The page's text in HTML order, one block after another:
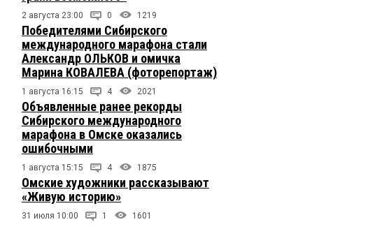
2 августа 23:00 0 1219
Победителями Сибирского
международного марафона стали
Александр ОЛЬКОВ и омичка
Марина КОВАЛЕВА (фоторепортаж)
1 августа 16:15 4 2021
Объявленные ранее рекорды
Сибирского международного
марафона в Омске оказались
ошибочными
1 августа 15:15 4 1875
Омские художники рассказывают
«Живую историю»
31 июля 10:00 1 1601